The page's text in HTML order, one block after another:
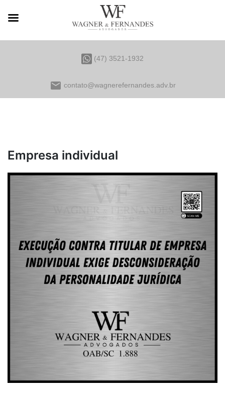
(47) 3521-1932
email contato@wagnerefernandes.adv.br
Empresa individual